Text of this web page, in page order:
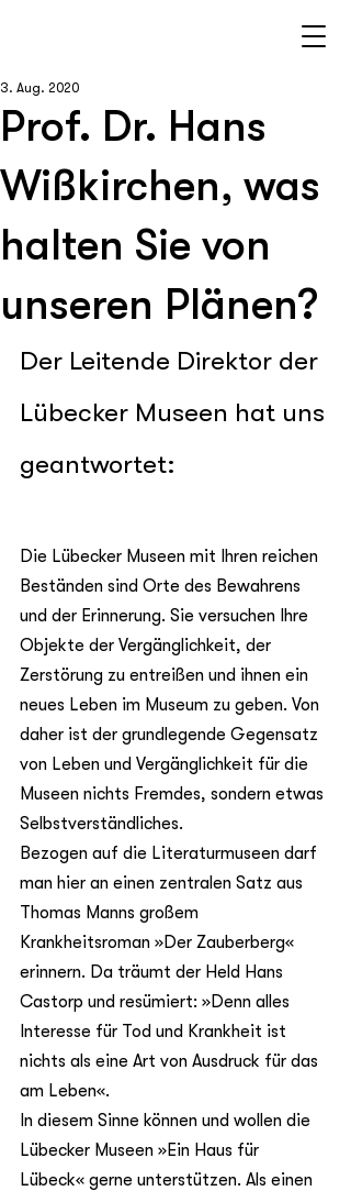
Prof. Dr. Hans
Wißkirchen, was
halten Sie von
unseren Plänen?
3. Aug. 2020
Der Leitende Direktor der
Lübecker Museen hat uns
geantwortet:
Die Lübecker Museen mit Ihren reichen
Beständen sind Orte des Bewahrens
und der Erinnerung. Sie versuchen Ihre
Objekte der Vergänglichkeit, der
Zerstörung zu entreißen und ihnen ein
neues Leben im Museum zu geben. Von
daher ist der grundlegende Gegensatz
von Leben und Vergänglichkeit für die
Museen nichts Fremdes, sondern etwas
Selbstverständliches.
Bezogen auf die Literaturmuseen darf
man hier an einen zentralen Satz aus
Thomas Manns großem
Krankheitsroman »Der Zauberberg«
erinnern. Da träumt der Held Hans
Castorp und resümiert: »Denn alles
Interesse für Tod und Krankheit ist
nichts als eine Art von Ausdruck für das
am Leben«.
In diesem Sinne können und wollen die
Lübecker Museen »Ein Haus für
Lübeck« gerne unterstützen. Als einen